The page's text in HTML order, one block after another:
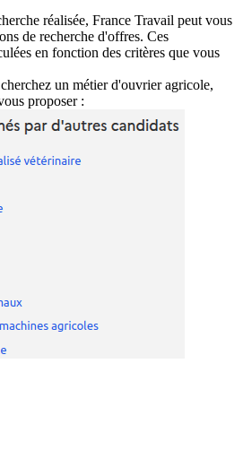
réalisée, France Travail peut vous
de recherche d'offres. Ces
en fonction des critères que vous
un métier d'ouvrier agricole,
proposer :